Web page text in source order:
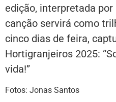
edição, interpretada
canção servirá como
cinco dias de feira,
Hortigranjeiros 2025:
vida!”
Fotos: Jonas Santos